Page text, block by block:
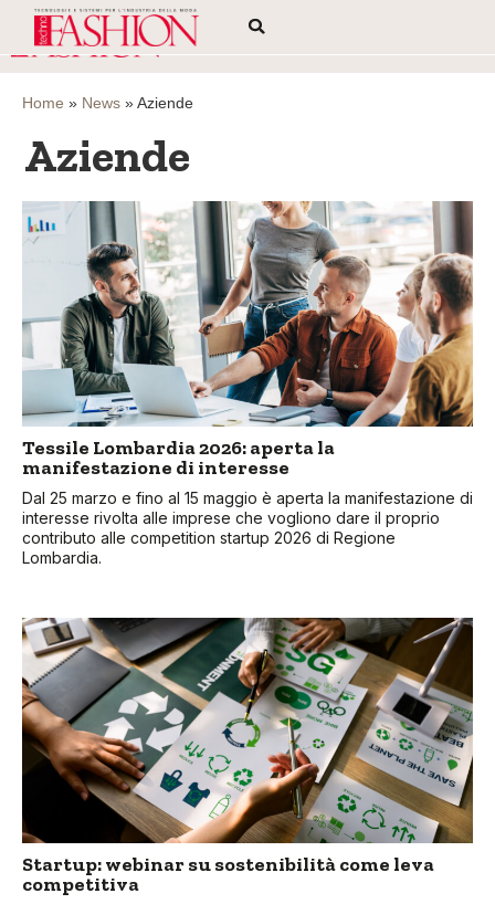
Home » News »Aziende
Aziende
Tessile Lombardia 2026: aperta la
manifestazione di interesse
Dal 25 marzo e fino al 15 maggio è aperta la manifestazione di
interesse rivolta alle imprese che vogliono dare il proprio
contributo alle competition startup 2026 di Regione
Lombardia.
Startup: webinar su sostenibilità come leva
competitiva